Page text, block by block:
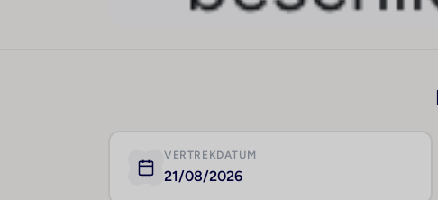
VERTREKDATUM
21/08/2026